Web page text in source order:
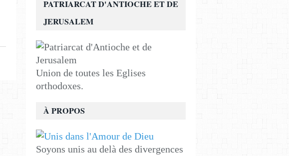
PATRIARCAT D'ANTIOCHE ET DE
JERUSALEM
Union de toutes les Eglises
orthodoxes.
À PROPOS
Soyons unis au delà des divergences